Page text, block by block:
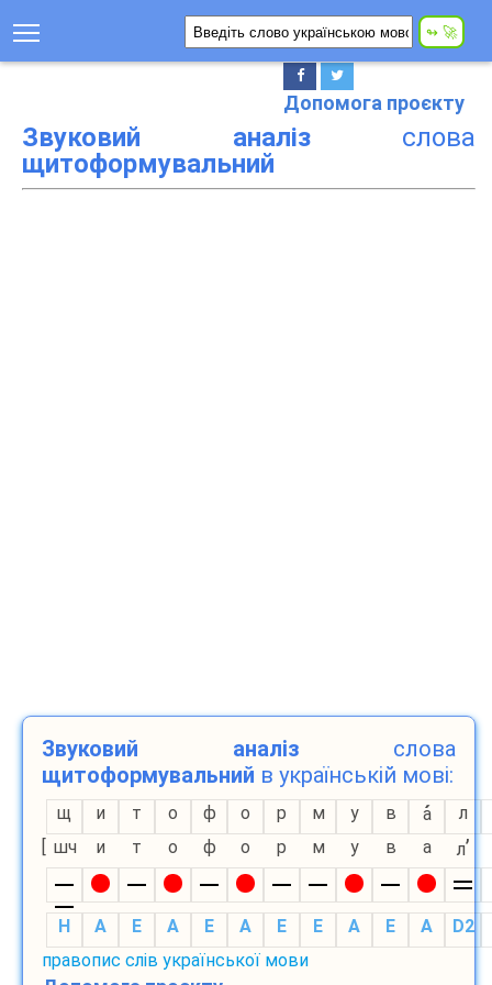
Допомога проєкту
Звуковий аналізслова
щитоформувальний
Звуковий аналіз слова
щитоформувальний в українській мові:
щ и т о ф о р м у в а
л
[ шч и т о ф о р м у в а л’
H A E A E A E E A E A
D2
правопис слів української мови